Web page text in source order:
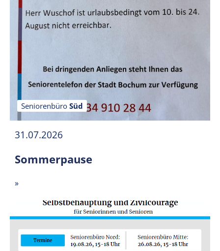
Seniorenbüro Süd
31.07.2026
Sommerpause
»